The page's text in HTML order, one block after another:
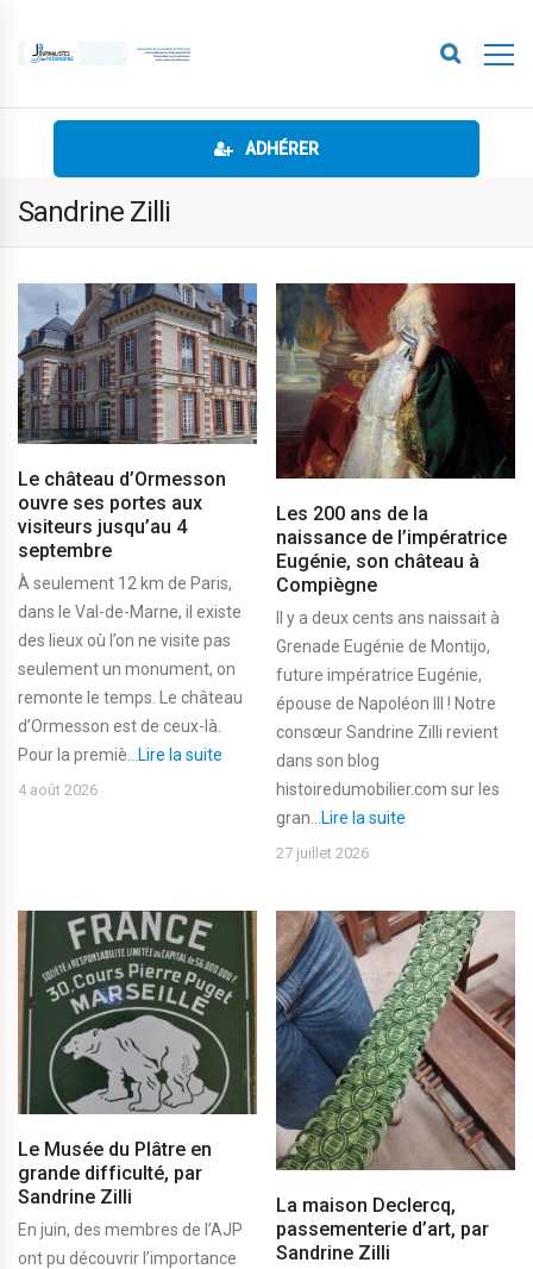
ADHÉRER
Sandrine Zilli
Le château d’Ormesson
ouvre ses portes aux
visiteurs jusqu’au 4
septembre
À seulement 12 km de Paris,
dans le Val-de-Marne, il existe
des lieux où l’on ne visite pas
seulement un monument, on
remonte le temps. Le château
d’Ormesson est de ceux-là.
Pour la premiè...Lire la suite
4 août 2026
Les 200 ans de la
naissance de l’impératrice
Eugénie, son château à
Compiègne
Il y a deux cents ans naissait à
Grenade Eugénie de Montijo,
future impératrice Eugénie,
épouse de Napoléon III ! Notre
consœur Sandrine Zilli revient
dans son blog
histoiredumobilier.com sur les
gran...Lire la suite
27 juillet 2026
Le Musée du Plâtre en
grande difficulté, par
Sandrine Zilli
En juin, des membres de l’AJP
ont pu découvrir l’importance
La maison Declercq,
passementerie d’art, par
Sandrine Zilli